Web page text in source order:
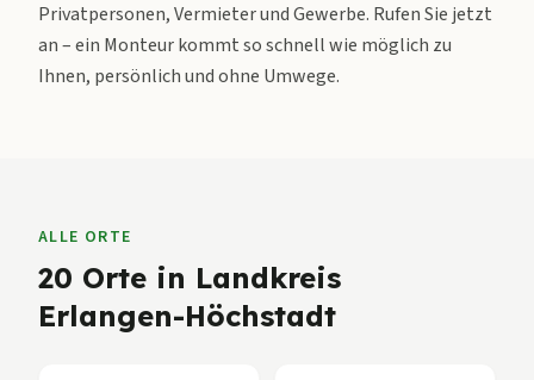
Privatpersonen, Vermieter und Gewerbe. Rufen Sie jetzt
an – ein Monteur kommt so schnell wie möglich zu
Ihnen, persönlich und ohne Umwege.
ALLE ORTE
20 Orte in Landkreis
Erlangen-Höchstadt